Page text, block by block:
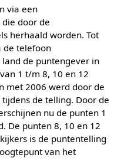
via een
door de
herhaald worden. Tot
de telefoon
de puntengever in
1 t/m 8, 10 en 12
met 2006 werd door de
de telling. Door de
nu de punten 1
De punten 8, 10 en 12
is de puntentelling
van het